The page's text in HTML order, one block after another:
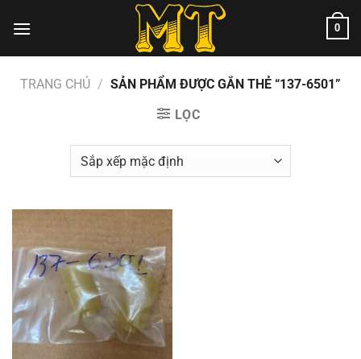
đến
0
TRANG CHỦ / SẢN PHẨM ĐƯỢC GẮN THẺ “137-6501”
LỌC